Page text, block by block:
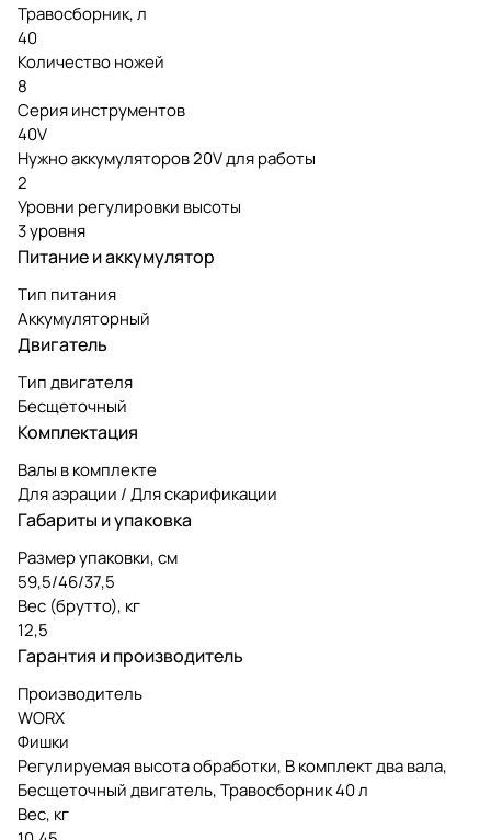
Травосборник, л
40
Количество ножей
8
Серия инструментов
40V
Нужно аккумуляторов 20V для работы
2
Уровни регулировки высоты
3 уровня
Питание и аккумулятор
Тип питания
Аккумуляторный
Двигатель
Тип двигателя
Бесщеточный
Комплектация
Валы в комплекте
Для аэрации / Для скарификации
Габариты и упаковка
Размер упаковки, см
59,5/46/37,5
Вес (брутто), кг
12,5
Гарантия и производитель
Производитель
WORX
Фишки
Регулируемая высота обработки, В комплект два вала,
Бесщеточный двигатель, Травосборник 40 л
Вес, кг